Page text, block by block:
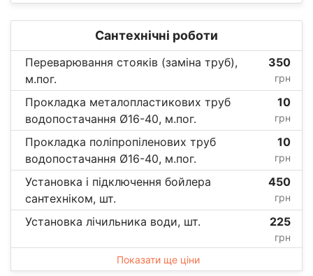
Сантехнічні роботи
Переварювання стояків (заміна труб),
м.пог.
350
грн
Прокладка металопластикових труб
водопостачання Ø16-40, м.пог.
10
грн
Прокладка поліпропіленових труб
водопостачання Ø16-40, м.пог.
10
грн
Установка і підключення бойлера
сантехніком, шт.
450
грн
Установка лічильника води, шт. 225
грн
Показати ще ціни